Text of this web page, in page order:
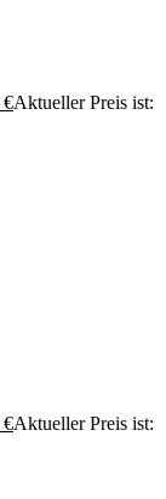
€Aktueller Preis ist:
€Aktueller Preis ist: